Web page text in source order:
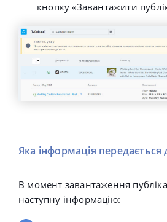
кнопку «Завантажити
Яка інформація передається
В момент завантаження
наступну інформацію: